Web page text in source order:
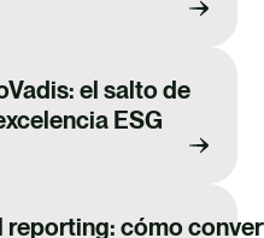
el salto de
ESG
reporting: cómo